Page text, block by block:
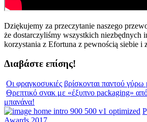
Dziękujemy za przeczytanie naszego
że dostarczyliśmy wszystkich niezbędnych
korzystania z Efortuna z pewnością siebie i
Διαβάστε επίσης!
Οι φραγκοσυκιές βρίσκονται παντού γύρω
Θρεπτικό σνακ με «έξυπνο packaging»
μπανάνα!
Awards 2017